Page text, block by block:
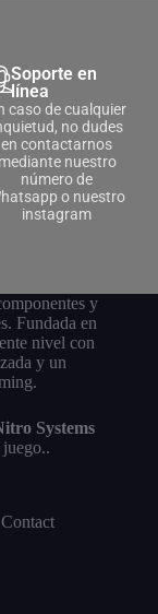
Soporte en
línea
caso de cualquier
no dudes
en contactarnos
mediante nuestro
número de
o nuestro
instagram
y
Fundada en
nivel con
y un
Systems
Contact